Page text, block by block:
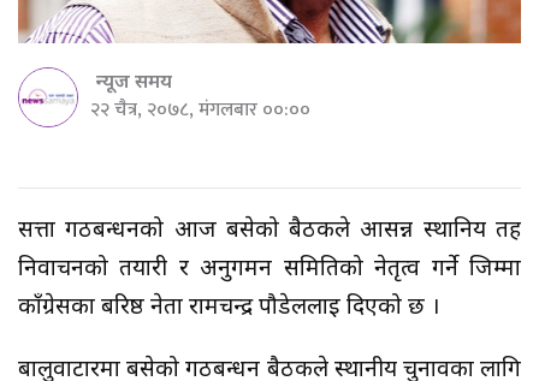
न्यूज समय
२२ चैत्र, २०७८, मंगलबार ००:००
सत्ता गठबन्धनको आज बसेको बैठकले आसन्न स्थानिय तह
निर्वाचनको तयारी र अनुगमन समितिको नेतृत्व गर्ने जिम्मा
काँग्रेसका बरिष्ठ नेता रामचन्द्र पौडेललाई दिएको छ ।
बालुवाटारमा बसेको गठबन्धन बैठकले स्थानीय चुनावका लागि